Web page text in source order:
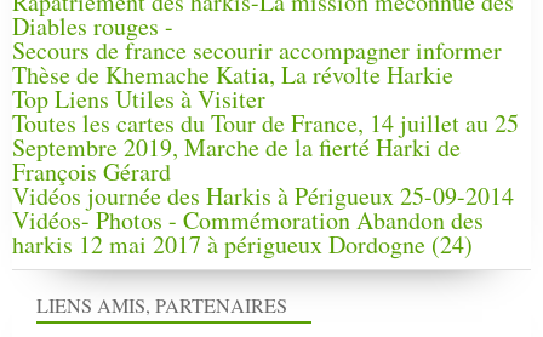
Diables rouges -
Secours de france secourir accompagner informer
Thèse de Khemache Katia, La révolte Harkie
Top Liens Utiles à Visiter
Toutes les cartes du Tour de France, 14 juillet au 25
Septembre 2019, Marche de la fierté Harki de
François Gérard
Vidéos journée des Harkis à Périgueux 25-09-2014
Vidéos- Photos - Commémoration Abandon des
harkis 12 mai 2017 à périgueux Dordogne (24)
LIENS AMIS, PARTENAIRES